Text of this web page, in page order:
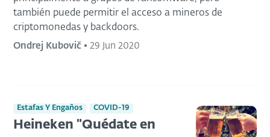
también puede permitir el acceso a mineros de
criptomonedas y backdoors.
Ondrej Kubovič • 29 Jun 2020
Estafas Y Engaños COVID-19
Heineken "Quédate en